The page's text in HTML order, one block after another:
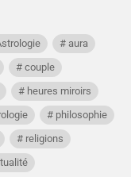
aura
couple
heures miroirs
philosophie
religions